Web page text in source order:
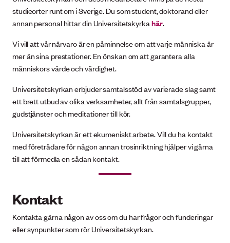
studieorter runt om i Sverige. Du som student, doktorand eller
annan personal hittar din Universitetskyrkahär.
Vi vill att vår närvaro är en påminnelse om att varje människa är
mer än sina prestationer. En önskan om att garantera alla
människors värde och värdighet.
Universitetskyrkan erbjuder samtalsstöd av varierade slag samt
ett brett utbud av olika verksamheter, allt från samtalsgrupper,
gudstjänster och meditationer till kör.
Universitetskyrkan är ett ekumeniskt arbete. Vill du ha kontakt
med företrädare för någon annan trosinriktning hjälper vi gärna
till att förmedla en sådan kontakt.
Kontakt
Kontakta gärna någon av oss om du har frågor och funderingar
eller synpunkter som rör Universitetskyrkan.